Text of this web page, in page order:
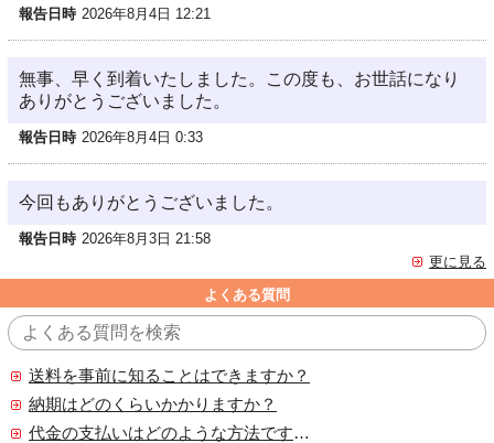
報告日時 2026年8月4日 12:21
無事、早く到着いたしました。この度も、お世話になり
ありがとうございました。
報告日時 2026年8月4日 0:33
今回もありがとうございました。
報告日時 2026年8月3日 21:58
更に見る
よくある質問
送料を事前に知ることはできますか？
納期はどのくらいかかりますか？
代金の支払いはどのような方法ですか？